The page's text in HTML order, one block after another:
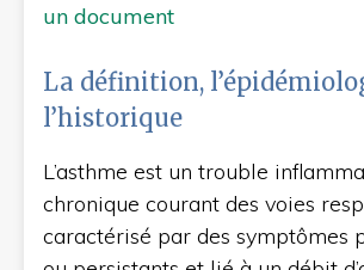
un document
La définition,
l’historique
L’asthme est un trouble
chronique courant des voies
caractérisé par des symptômes